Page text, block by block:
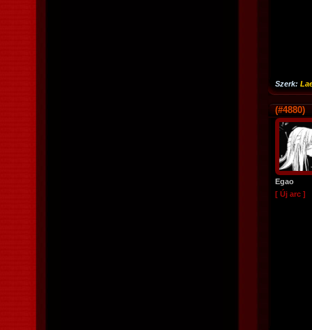
Szerk:
(#4880)
Egao
[ Új arc ]